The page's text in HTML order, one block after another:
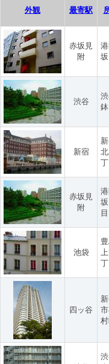
外観 最寄駅
赤坂見
附
渋谷
新宿
赤坂見
附
目
池袋
四ッ谷